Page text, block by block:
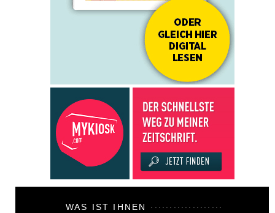
WAS IST IHNEN